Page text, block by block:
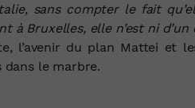
sans compter le fait
à Bruxelles, elle n’est ni d’un
l’avenir du plan Mattei et
le marbre.